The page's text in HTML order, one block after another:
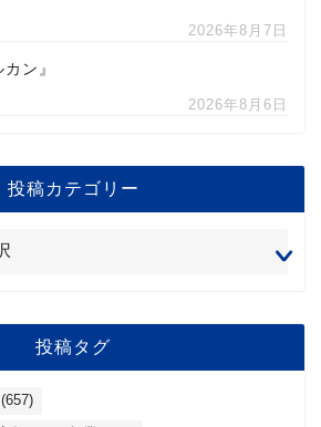
2026年8月7日
ン』
2026年8月6日
投稿カテゴリー
投稿タグ
(657)